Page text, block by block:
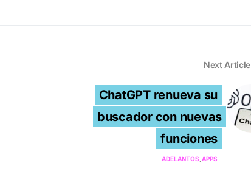
Next Article
ChatGPT renueva su
buscador con nuevas
funciones
ADELANTOS APPS